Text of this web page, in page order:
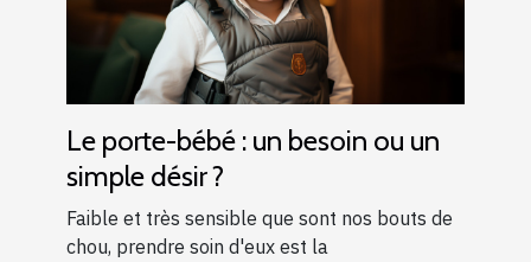
Le porte-bébé : un besoin ou un
simple désir ?
Faible et très sensible que sont nos bouts de
chou, prendre soin d'eux est la